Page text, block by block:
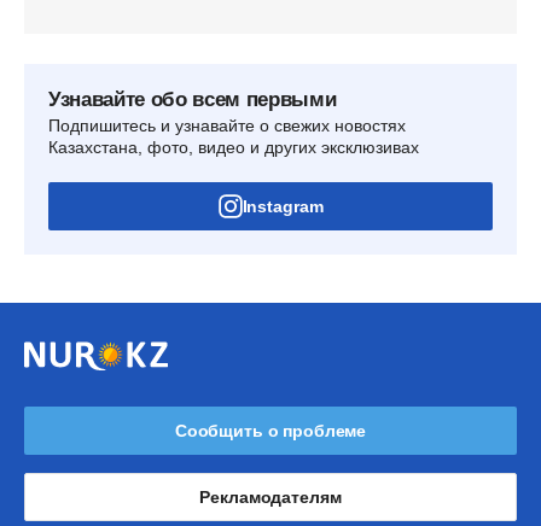
Узнавайте обо всем первыми
Подпишитесь и узнавайте о свежих новостях
Казахстана, фото, видео и других эксклюзивах
Instagram
Сообщить о проблеме
Рекламодателям